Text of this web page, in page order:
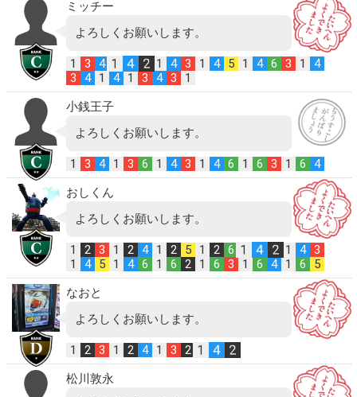
ミッチー
よろしくお願いします。
1 3 4 1 4 2 1 4 3 1 4 5 1 4 6 3 1
4
3
4 1 4 1 3 4 3
1
小銭王子
よろしくお願いします。
1 3 4 1 3 6 1 4 3 1 4 6 1 6 3 1 6
4
おしくん
よろしくお願いします。
1 2 3 1 2 4 1 2 5 1 2 6 1 4 2 1 4 3
1
4 5 1 4 6 1 6 2 1 6 3 1 6 4 1 6
5
なおと
よろしくお願いします。
1 2 3 1 2 4 1 3 2 1 4 2
松川敦永
pt
Aランク以上の予想は会員様のみ公開です。
こちらから会員登録（無料）をお願いいたします。
閉じる